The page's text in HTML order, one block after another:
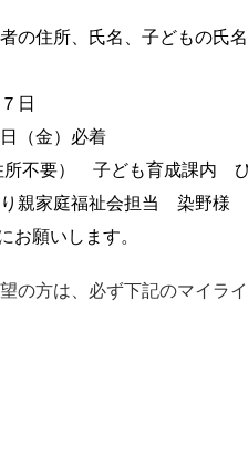
の住所、氏名、子どもの氏
日
金）必着
不要） 子ども育成課内 ひ
親家庭福祉会担当 染野様
お願いします。
の方は、必ず下記のマイラ